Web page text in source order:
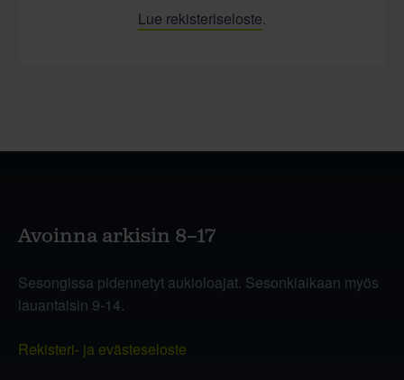
Lue rekisteriseloste.
Avoinna arkisin 8–17
Sesongissa pidennetyt aukioloajat. Sesonkiaikaan myös
lauantaisin 9-14.
Rekisteri- ja evästeseloste